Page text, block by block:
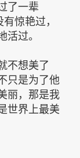
了一辈
惊艳过，
过。
不想美了
只是为了他
丽，那是我
世界上最美